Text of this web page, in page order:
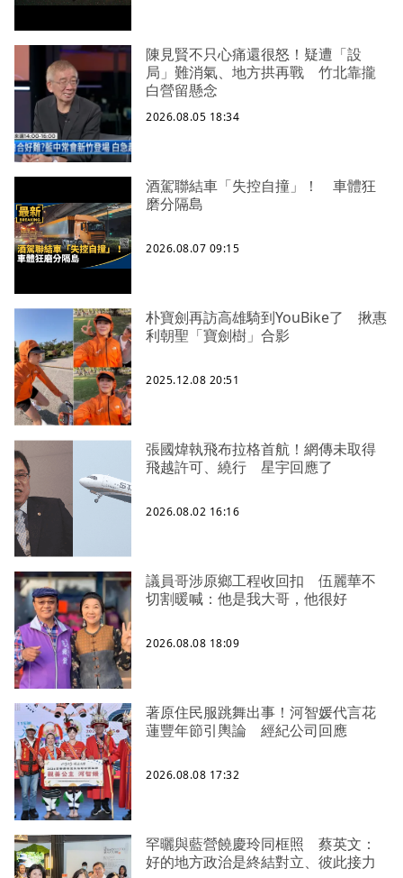
陳見賢不只心痛還很怒！疑遭「設
局」難消氣、地方拱再戰 竹北靠攏
白營留懸念
2026.08.05 18:34
酒駕聯結車「失控自撞」！ 車體狂
磨分隔島
2026.08.07 09:15
朴寶劍再訪高雄騎到YouBike了 揪惠
利朝聖「寶劍樹」合影
2025.12.08 20:51
張國煒執飛布拉格首航！網傳未取得
飛越許可、繞行 星宇回應了
2026.08.02 16:16
議員哥涉原鄉工程收回扣 伍麗華不
切割暖喊：他是我大哥，他很好
2026.08.08 18:09
著原住民服跳舞出事！河智媛代言花
蓮豐年節引輿論 經紀公司回應
2026.08.08 17:32
罕曬與藍營饒慶玲同框照 蔡英文：
好的地方政治是終結對立、彼此接力